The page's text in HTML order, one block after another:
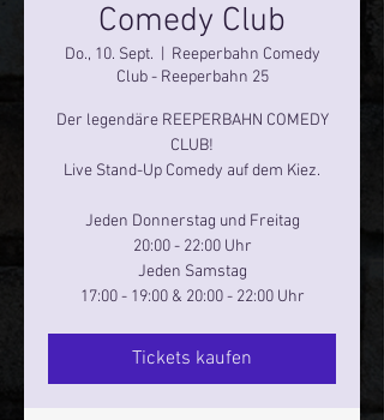
Comedy Club
Do., 10. Sept.
Reeperbahn Comedy
Club - Reeperbahn 25
Der legendäre REEPERBAHN COMEDY
CLUB!
Live Stand-Up Comedy auf dem Kiez.
Jeden Donnerstag und Freitag
20:00 - 22:00 Uhr
Jeden Samstag
17:00 - 19:00 & 20:00 - 22:00 Uhr
Tickets kaufen